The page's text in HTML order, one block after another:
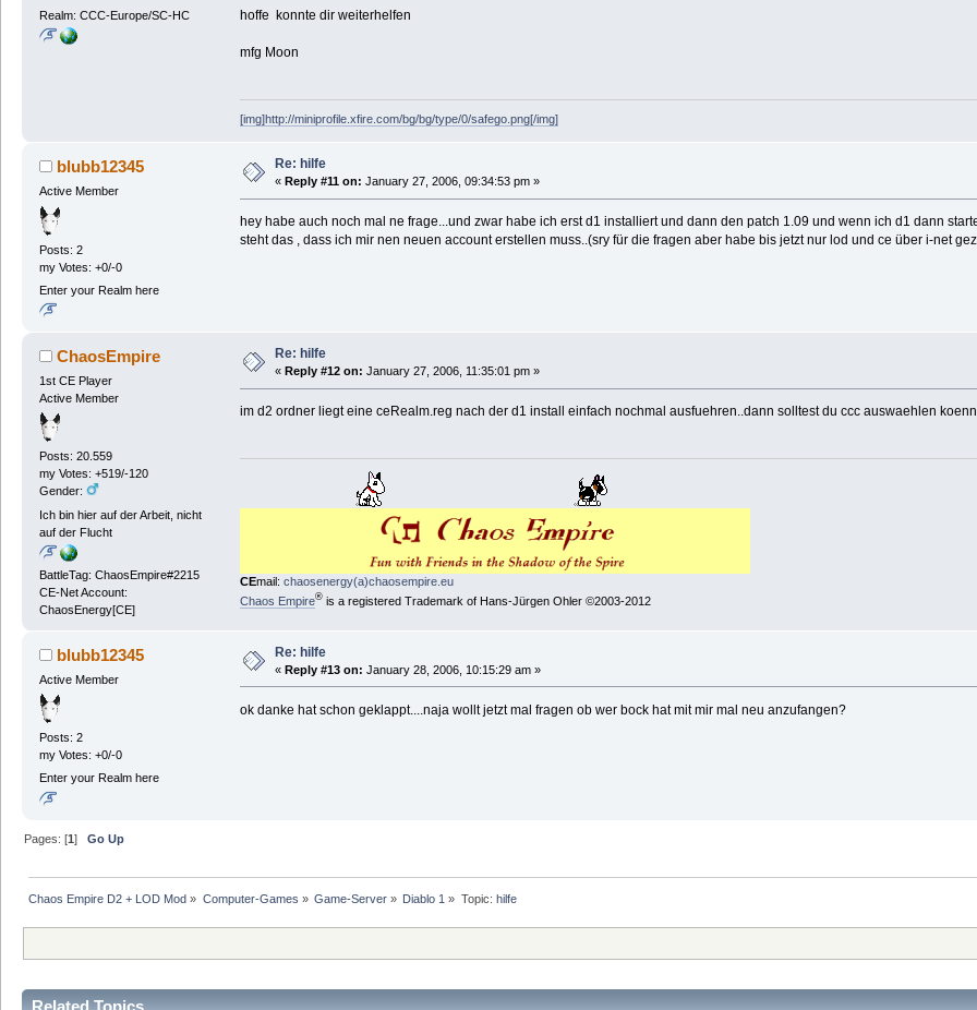
Realm: CCC-Europe/SC-HC
hoffe konnte dir weiterhelfen
mfg Moon
[img]http://miniprofile.xfire.com/bg/bg/type/0/safego.png[/img]
blubb12345
Active Member
Posts: 2
my Votes: +0/-0
Enter your Realm here
Re: hilfe
« Reply #11 on: January 27, 2006, 09:34:53 pm »
hey habe auch noch mal ne frage...und zwar habe ich erst d1 installiert und dann den patch 1.09 und wenn ich d1 dann
steht das , dass ich mir nen neuen account erstellen muss..(sry für die fragen aber habe bis jetzt nur lod und ce über i-net
ChaosEmpire
1st CE Player
Active Member
Posts: 20.559
my Votes: +519/-120
Gender:
Ich bin hier auf der Arbeit, nicht
auf der Flucht
BattleTag: ChaosEmpire#2215
CE-Net Account:
ChaosEnergy[CE]
Re: hilfe
« Reply #12 on: January 27, 2006, 11:35:01 pm »
im d2 ordner liegt eine ceRealm.reg nach der d1 install einfach nochmal ausfuehren..dann solltest du ccc auswaehlen
CEmail: chaosenergy(a)chaosempire.eu
Chaos Empire®is a registered Trademark of Hans-Jürgen Ohler ©2003-2012
blubb12345
Active Member
Posts: 2
my Votes: +0/-0
Enter your Realm here
Re: hilfe
« Reply #13 on: January 28, 2006, 10:15:29 am »
ok danke hat schon geklappt....naja wollt jetzt mal fragen ob wer bock hat mit mir mal neu anzufangen?
Pages: [1]Go Up
Chaos Empire D2 + LOD Mod » Computer-Games » Game-Server» Diablo 1 » Topic: hilfe